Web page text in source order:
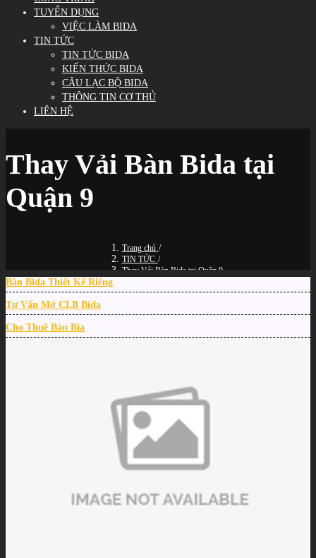
TUYỂN DỤNG
VIỆC LÀM BIDA
TIN TỨC
TIN TỨC BIDA
KIẾN THỨC BIDA
CÂU LẠC BỘ BIDA
THÔNG TIN CƠ THỦ
LIÊN HỆ
Thay Vải Bàn Bida tại
Quận 9
Trang chủ /
TIN TỨC /
Thay Vải Bàn Bida tại Quận 9
Bàn Bida Thiết Kế Riêng
Tư Vấn Mở CLB Bida
Cho Thuê Bàn Bia